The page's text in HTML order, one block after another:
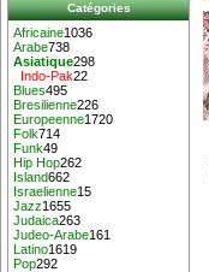
Catégories
Africaine1036
Arabe738
Asiatique298
Indo-Pak22
Blues495
Bresilienne226
Europeenne1720
Folk714
Funk49
Hip Hop262
Island662
Israelienne15
Jazz1655
Judaica263
Judeo-Arabe161
Latino1619
Pop292